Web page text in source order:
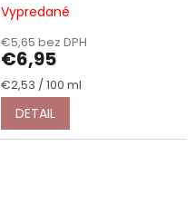
Vypredané
€5,65 bez DPH
€6,95
Jednotková
cena:
€2,53 / 100 ml
DETAIL